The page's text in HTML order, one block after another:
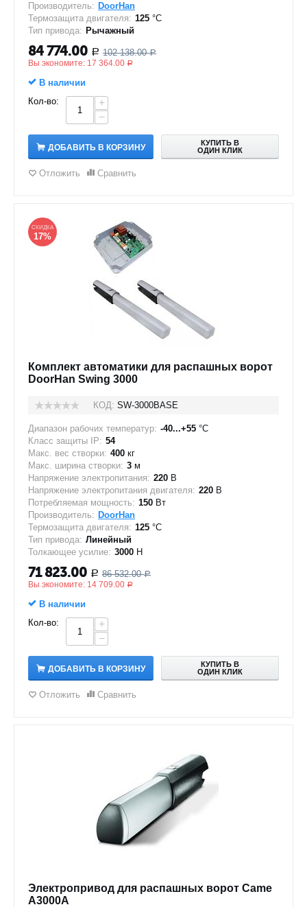
Производитель: DoorHan
Термозащита двигателя: 125 °C
Тип привода: Рычажный
84 774.00 Р 102 138.00 Р
Вы экономите: 17 364.00 Р
В наличии
Кол-во:
+
−
ДОБАВИТЬ В КОРЗИНУ
КУПИТЬ В
ОДИН КЛИК
Отложить Сравнить
СКИДКА
17%
Комплект автоматики для распашных ворот
DoorHan Swing 3000
КОД: SW-3000BASE
Диапазон рабочих температур: -40...+55 °C
Класс защиты IP: 54
Макс. вес створки: 400 кг
Макс. ширина створки: 3 м
Напряжение электропитания: 220 В
Напряжение электропитания двигателя: 220 В
Потребляемая мощность: 150 Вт
Производитель: DoorHan
Термозащита двигателя: 125 °C
Тип привода: Линейный
Толкающее усилие: 3000 Н
71 823.00 Р 86 532.00 Р
Вы экономите: 14 709.00 Р
В наличии
Кол-во:
+
−
ДОБАВИТЬ В КОРЗИНУ
КУПИТЬ В
ОДИН КЛИК
Отложить Сравнить
Электропривод для распашных ворот Came
A3000A